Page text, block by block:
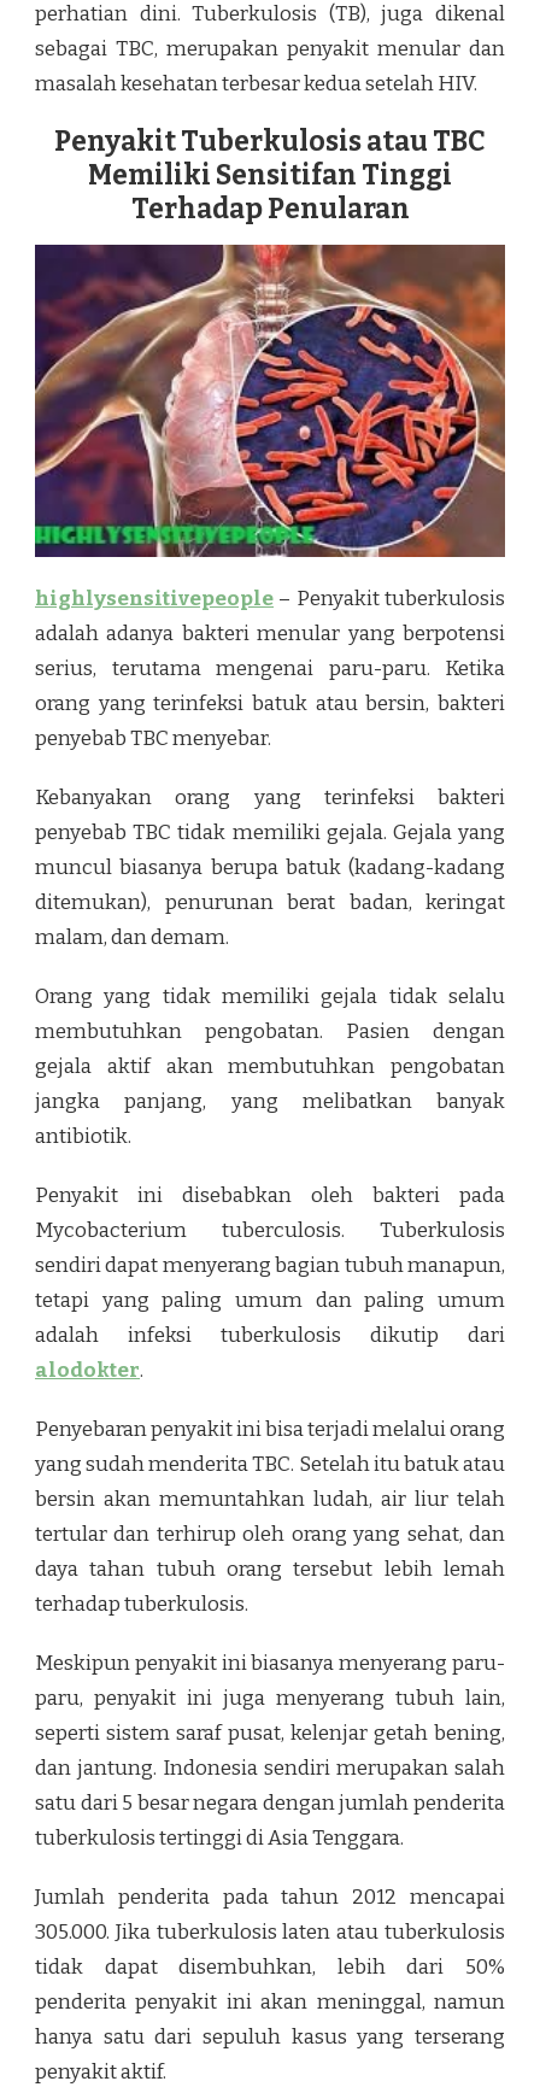
perhatian dini. Tuberkulosis (TB), juga dikenal
sebagai TBC, merupakan penyakit menular dan
masalah kesehatan terbesar kedua setelah HIV.
Penyakit Tuberkulosis atau TBC
Memiliki Sensitifan Tinggi
Terhadap Penularan
highlysensitivepeople – Penyakit tuberkulosis
adalah adanya bakteri menular yang berpotensi
serius, terutama mengenai paru-paru. Ketika
orang yang terinfeksi batuk atau bersin, bakteri
penyebab TBC menyebar.
Kebanyakan orang yang terinfeksi bakteri
penyebab TBC tidak memiliki gejala. Gejala yang
muncul biasanya berupa batuk (kadang-kadang
ditemukan), penurunan berat badan, keringat
malam, dan demam.
Orang yang tidak memiliki gejala tidak selalu
membutuhkan pengobatan. Pasien dengan
gejala aktif akan membutuhkan pengobatan
jangka panjang, yang melibatkan banyak
antibiotik.
Penyakit ini disebabkan oleh bakteri pada
Mycobacterium tuberculosis. Tuberkulosis
sendiri dapat menyerang bagian tubuh manapun,
tetapi yang paling umum dan paling umum
adalah infeksi tuberkulosis dikutip dari
alodokter.
Penyebaran penyakit ini bisa terjadi melalui orang
yang sudah menderita TBC. Setelah itu batuk atau
bersin akan memuntahkan ludah, air liur telah
tertular dan terhirup oleh orang yang sehat, dan
daya tahan tubuh orang tersebut lebih lemah
terhadap tuberkulosis.
Meskipun penyakit ini biasanya menyerang paru-
paru, penyakit ini juga menyerang tubuh lain,
seperti sistem saraf pusat, kelenjar getah bening,
dan jantung. Indonesia sendiri merupakan salah
satu dari 5 besar negara dengan jumlah penderita
tuberkulosis tertinggi di Asia Tenggara.
Jumlah penderita pada tahun 2012 mencapai
305.000. Jika tuberkulosis laten atau tuberkulosis
tidak dapat disembuhkan, lebih dari 50%
penderita penyakit ini akan meninggal, namun
hanya satu dari sepuluh kasus yang terserang
penyakit aktif.